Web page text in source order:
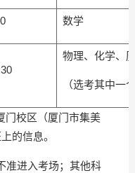
数学
物理、化学、
（选考其中一
门校区（厦门市集美
的信息。
准进入考场；其他科